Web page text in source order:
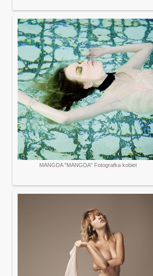
MANGDA "MANGDA" Fotografka kobiet